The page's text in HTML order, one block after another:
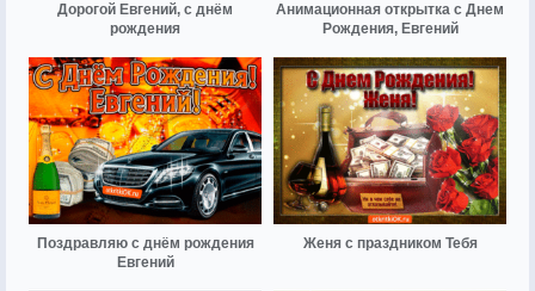
Дорогой Евгений, с днём
рождения
Анимационная открытка с Днем
Рождения, Евгений
Поздравляю с днём рождения
Евгений
Женя с праздником Тебя